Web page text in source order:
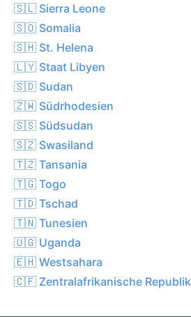
🇸🇱 Sierra Leone
🇸🇴 Somalia
🇸🇭 St. Helena
🇱🇾 Staat Libyen
🇸🇩 Sudan
🇿🇼 Südrhodesien
🇸🇸 Südsudan
🇸🇿 Swasiland
🇹🇿 Tansania
🇹🇬 Togo
🇹🇩 Tschad
🇹🇳 Tunesien
🇺🇬 Uganda
🇪🇭 Westsahara
🇨🇫 Zentralafrikanische Republik